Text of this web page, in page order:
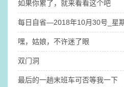
如果你累了，就来看看这个吧
每日自省—2018年10月30号_星
嘿，姑娘，不许迷了眼
双门洞
最后的一趟末班车可否等我一下